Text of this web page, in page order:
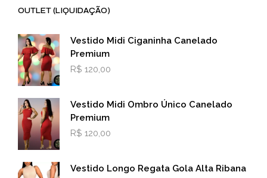
OUTLET (LIQUIDAÇÃO)
Vestido Midi Ciganinha Canelado
Premium
R$ 120,00
Vestido Midi Ombro Único Canelado
Premium
R$ 120,00
Vestido Longo Regata Gola Alta Ribana